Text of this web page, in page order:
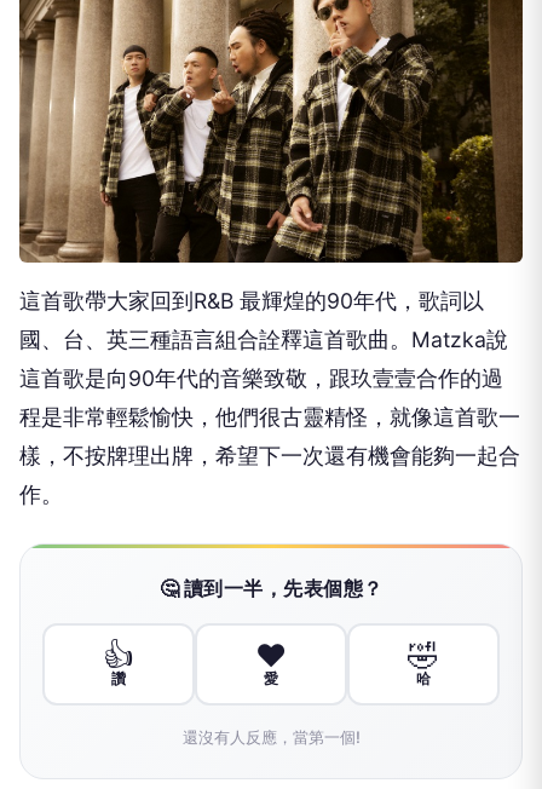
這首歌帶大家回到R&B 最輝煌的90年代，歌詞以
國、台、英三種語言組合詮釋這首歌曲。 Matzka說
這首歌是向90年代的音樂致敬， 跟玖壹壹合作的過
程是非常輕鬆愉快，他們很古靈精怪， 就像這首歌一
樣，不按牌理出牌， 希望下一次還有機會能夠一起合
作。
🤔 讀到一半，先表個態？
👍
讚
❤️
愛
🤣
哈
還沒有人反應，當第一個!